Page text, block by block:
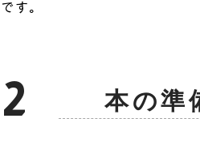
です。
2 本の準